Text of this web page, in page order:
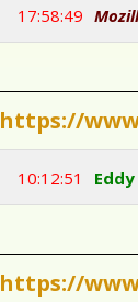
17:58:49
https://
10:12:51 Eddy
https://